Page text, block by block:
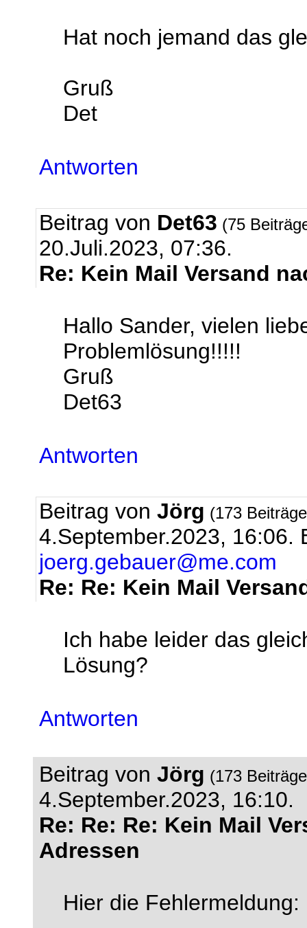
Hat noch jemand das
Gruß
Det
Antworten
Beitrag von Det63 (75
20.Juli.2023, 07:36.
Re: Kein Mail Versand
Hallo Sander, vielen
Problemlösung!!!!!
Gruß
Det63
Antworten
Beitrag von Jörg (173
4.September.2023, 16:06.
joerg.gebauer@me.com
Re: Re: Kein Mail
Ich habe leider das
Lösung?
Antworten
Beitrag von Jörg (173
4.September.2023, 16:10.
Re: Re: Re: Kein Mail
Adressen
Hier die Fehlermeldung: